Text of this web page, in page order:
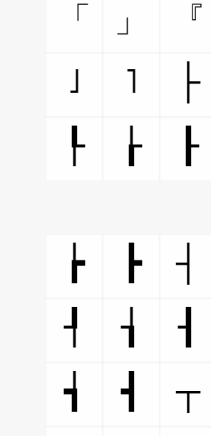
「
」 『
˩
˥ ├
┞
┟ ┠
┢ ┣ ┤
┦
┧ ┨
┪
┫ ┬